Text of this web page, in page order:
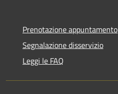
Prenotazione appuntamento
Segnalazione disservizio
Leggi le FAQ